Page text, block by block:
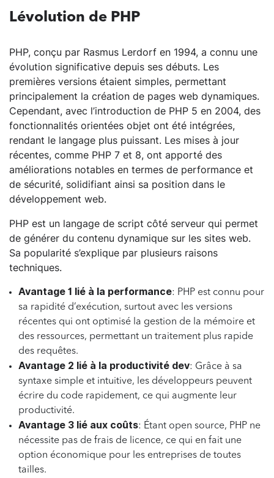
Lévolution de PHP
PHP, conçu par Rasmus Lerdorf en 1994, a connu une
évolution significative depuis ses débuts. Les
premières versions étaient simples, permettant
principalement la création de pages web dynamiques.
Cependant, avec l’introduction de PHP 5 en 2004, des
fonctionnalités orientées objet ont été intégrées,
rendant le langage plus puissant. Les mises à jour
récentes, comme PHP 7 et 8, ont apporté des
améliorations notables en termes de performance et
de sécurité, solidifiant ainsi sa position dans le
développement web.
PHP est un langage de script côté serveur qui permet
de générer du contenu dynamique sur les sites web.
Sa popularité s’explique par plusieurs raisons
techniques.
Avantage 1 lié à la performance: PHP est connu pour
sa rapidité d’exécution, surtout avec les versions
récentes qui ont optimisé la gestion de la mémoire et
des ressources, permettant un traitement plus rapide
des requêtes.
Avantage 2 lié à la productivité dev: Grâce à sa
syntaxe simple et intuitive, les développeurs peuvent
écrire du code rapidement, ce qui augmente leur
productivité.
Avantage 3 lié aux coûts: Étant open source, PHP ne
nécessite pas de frais de licence, ce qui en fait une
option économique pour les entreprises de toutes
tailles.